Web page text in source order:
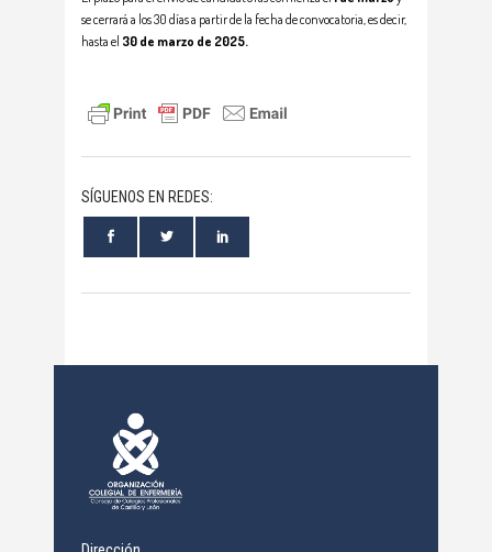
se cerrará a los 30 días a partir de la fecha de convocatoria, es decir,
hasta el 30 de marzo de 2025.
SÍGUENOS EN REDES: